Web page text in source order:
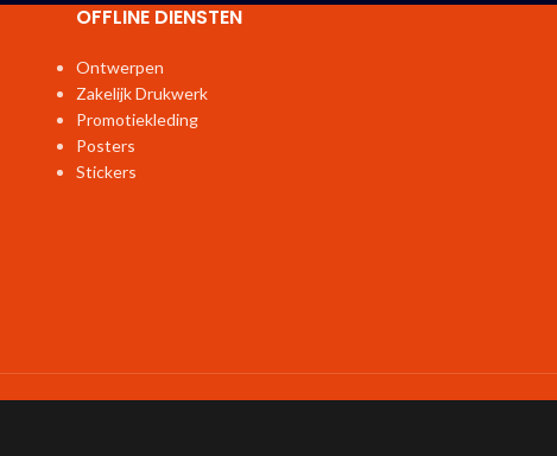
OFFLINE DIENSTEN
Ontwerpen
Zakelijk Drukwerk
Promotiekleding
Posters
Stickers